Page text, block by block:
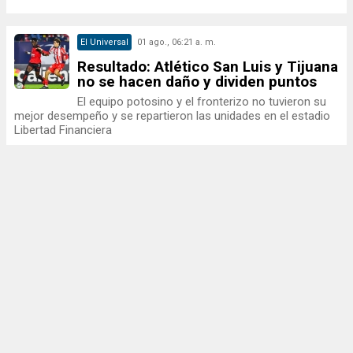
El Universal 01 ago., 06:21 a. m.
Resultado: Atlético San Luis y Tijuana
no se hacen daño y dividen puntos
El equipo potosino y el fronterizo no tuvieron su
mejor desempeño y se repartieron las unidades en el estadio
Libertad Financiera